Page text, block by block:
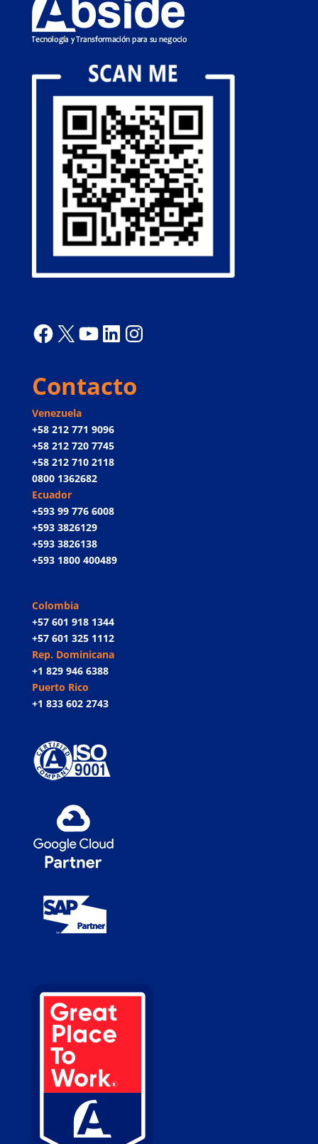
Facebook
X YouTube
LinkedIn
Instagram
Contacto
Venezuela
+58 212 771 9096
+58 212 720 7745
+58 212 710 2118
0800 1362682
Ecuador
+593 99 776 6008
+593 3826129
+593 3826138
+593 1800 400489
Colombia
+57 601 918 1344
+57 601 325 1112
Rep. Dominicana
+1 829 946 6388
Puerto Rico
+1 833 602 2743